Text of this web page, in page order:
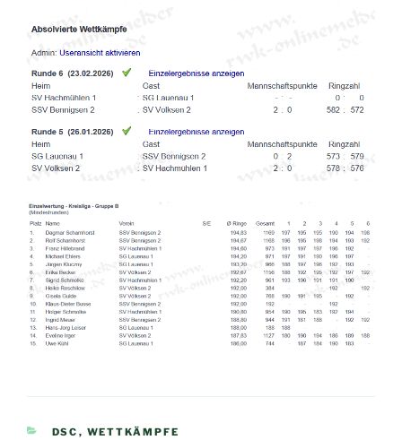
KATEGORIEN
DSC , WETTKÄMPFE